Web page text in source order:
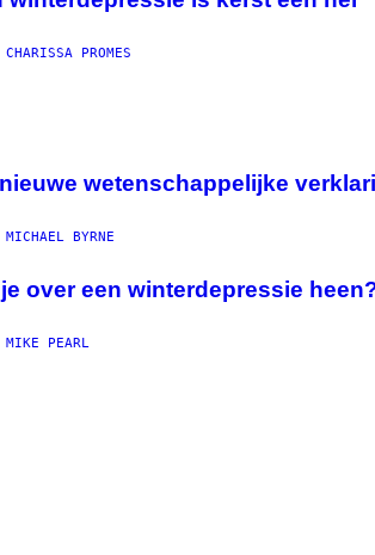
CHARISSA PROMES
wetenschappelijke
MICHAEL BYRNE
over een winterdepressie
MIKE PEARL